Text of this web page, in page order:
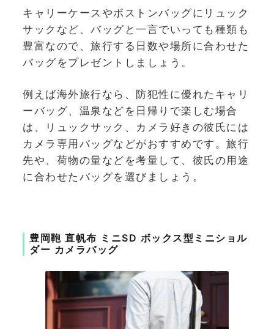
キャリーケースやボストンバッグにリュック
サックなど、バッグと一言でいっても種類も
豊富なので、旅行する日数や場所に合わせた
バッグをプレゼントしましょう。
例えば海外旅行なら、防犯性に優れたキャリ
ーバッグ、温泉などを日帰りで楽しむ場合
は、リュックサック、カメラ好きの彼氏には
カメラ専用バッグなどがおすすめです。旅行
先や、荷物の量などを考量して、彼氏の用途
に合わせたバッグを選びましょう。
豊岡鞄 直帆布 ミニSD ボックス型ミニショル
ダー カメラバッグ